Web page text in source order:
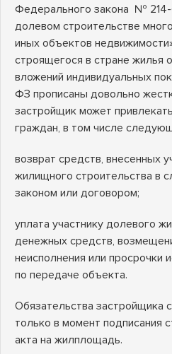
Федерального закона №
долевом строительстве
иных объектов
строящегося в стране жилья
вложений индивидуальных
ФЗ прописаны довольно
застройщик может
граждан, в том числе
возврат средств, внесенных
жилищного строительства в
законом или договором;
уплата участнику долевого
денежных средств,
неисполнения или просрочки
по передаче объекта.
Обязательства застройщика
только в момент подписания
акта на жилплощадь.